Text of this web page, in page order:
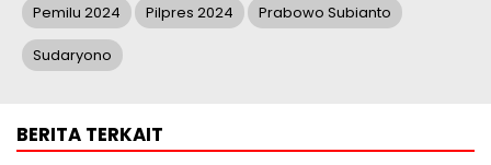
Pemilu 2024 Pilpres 2024 Prabowo Subianto
Sudaryono
BERITA TERKAIT